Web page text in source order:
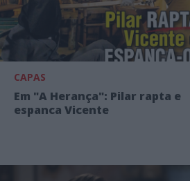
CAPAS
Em "A Herança": Pilar rapta e
espanca Vicente